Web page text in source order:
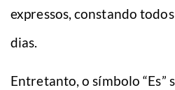
expressos, constando todos
dias.
Entretanto, o símbolo “Es”